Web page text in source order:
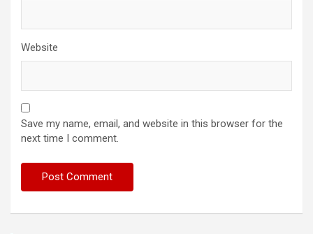
Website
Save my name, email, and website in this browser for the
next time I comment.